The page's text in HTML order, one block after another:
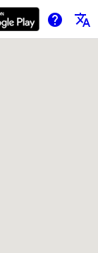
help translate